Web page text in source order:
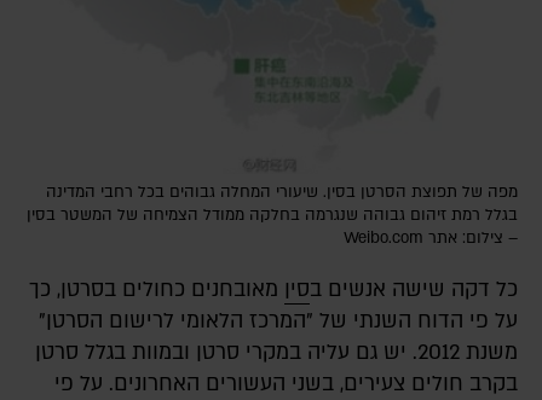
מפה של תפוצת הסרטן בסין. שיעורי המחלה גבוהים בכל רחבי המדינה
בגלל רמת זיהום גבוהה שנגרמה בחלקה ממודל הצמיחה של המשטר בסין
– צילום: אתר Weibo.com
כל דקה שישה אנשים בסין מאובחנים כחולים בסרטן, כך
על פי הדוח השנתי של "המרכז הלאומי לרישום הסרטן"
משנת 2012. יש גם עליה במקרי סרטן ובמוות בגלל סרטן
בקרב חולים צעירים, בשני העשורים האחרונים. על פי